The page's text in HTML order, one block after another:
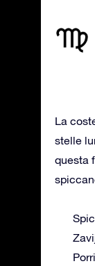
La
stelle
questa